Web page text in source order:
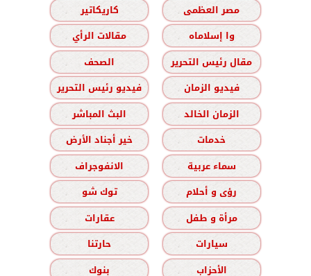
مصر العظمى
كاريكاتير
وا إسلاماه
مقالات الرأي
مقال رئيس التحرير
الصحف
فيديو الزمان
فيديو رئيس التحرير
الزمان الخالد
البث المباشر
خدمات
خير أجناد الأرض
سماء عربية
الانفوجراف
رؤى و أحلام
توك شو
مرأة و طفل
عقارات
سيارات
حارتنا
الأحزاب
بنوك